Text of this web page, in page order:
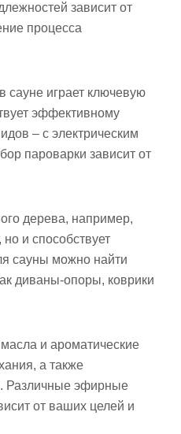
зависит от
процесса
сауне играет ключевую
эффективному
– с электрическим
пароварки зависит от
дерева, например,
и способствует
сауны можно найти
диваны-опоры, коврики
и ароматические
а также
Различные эфирные
от ваших целей и